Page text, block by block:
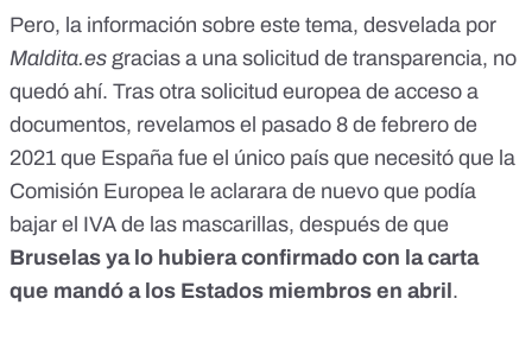
Pero, la información sobre este tema, desvelada por
Maldita.es gracias a una solicitud de transparencia, no
quedó ahí. Tras otra solicitud europea de acceso a
documentos, revelamos el pasado 8 de febrero de
2021 que España fue el único país que necesitó que la
Comisión Europea le aclarara de nuevo que podía
bajar el IVA de las mascarillas, después de que
Bruselas ya lo hubiera confirmado con la carta
que mandó a los Estados miembros en abril .